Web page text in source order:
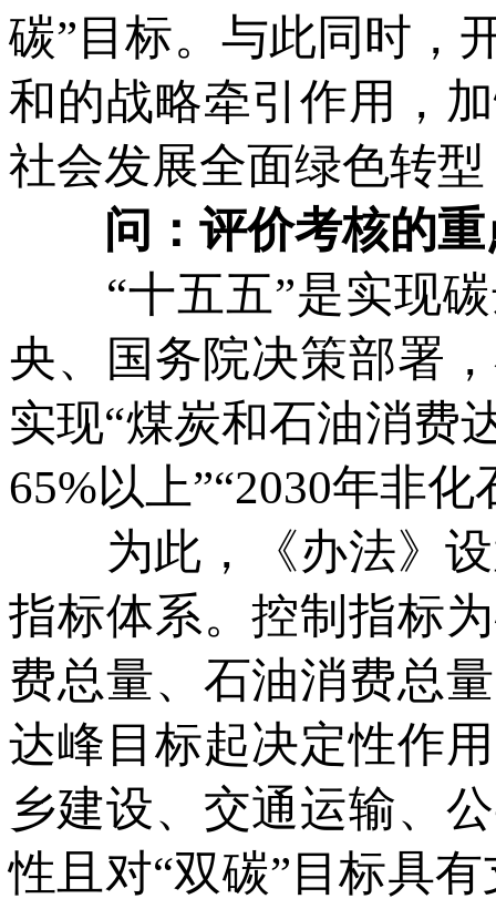
碳”目标。与此同时，
和的战略牵引作用，
社会发展全面绿色转
问：评价考核的重
“十五五”是实现碳
央、国务院决策部署
实现“煤炭和石油消费
65%以上”“2030年非
为此，《办法》设
指标体系。控制指标
费总量、石油消费总
达峰目标起决定性作
乡建设、交通运输、
性且对“双碳”目标具